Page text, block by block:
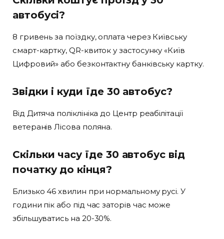
автобусі?
8 гривень за поїздку, оплата через Київську
смарт-картку, QR-квиток у застосунку «Київ
Цифровий» або безконтактну банківську картку.
Звідки і куди їде 30 автобус?
Від Дитяча поліклініка до Центр реабілітації
ветеранів Лісова поляна.
Скільки часу їде 30 автобус від
початку до кінця?
Близько 46 хвилин при нормальному русі. У
години пік або під час заторів час може
збільшуватись на 20-30%.